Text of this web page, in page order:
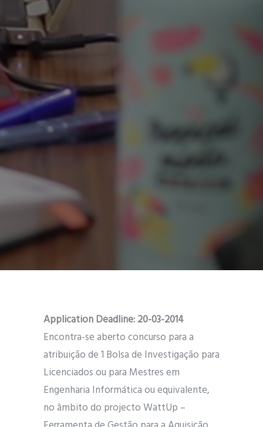
Application Deadline: 20-03-2014
Encontra-se aberto concurso para a
atribuição de 1 Bolsa de Investigação para
Licenciados ou para Mestres em
Engenharia Informática ou equivalente,
no âmbito do projecto WattUp –